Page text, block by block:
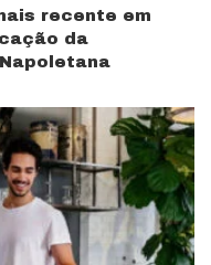
recente em
da